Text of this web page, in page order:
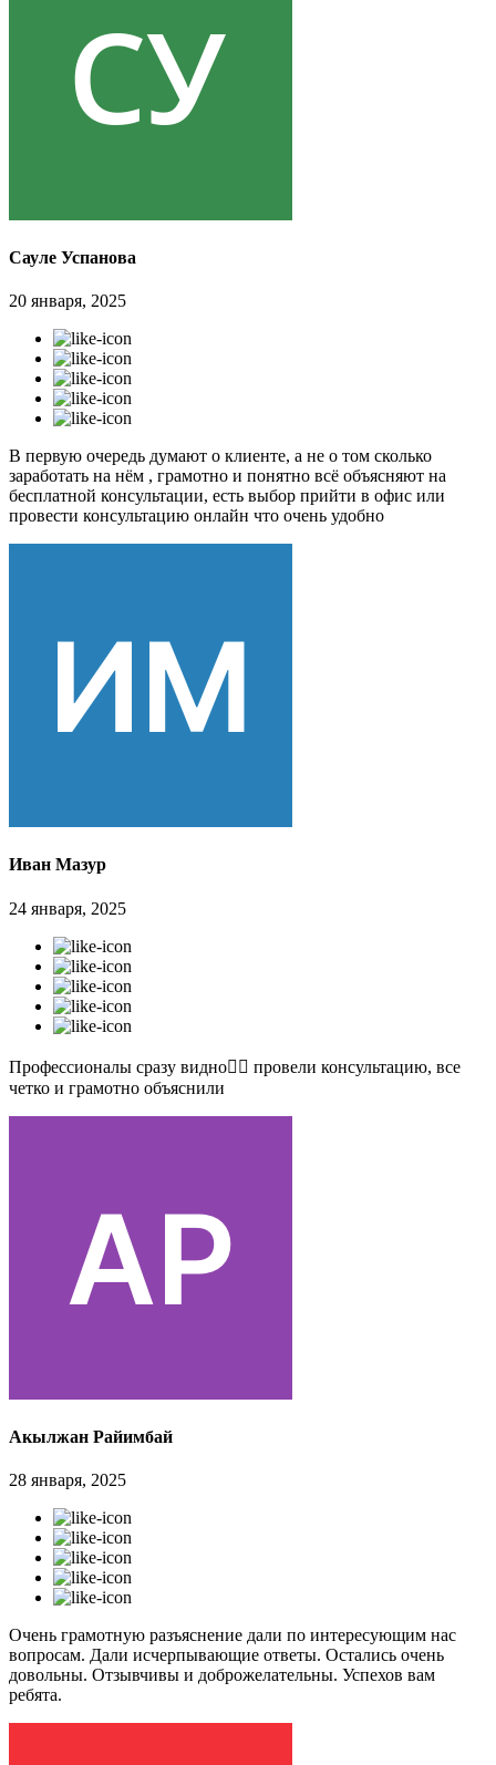
Сауле Успанова
20 января, 2025
В первую очередь думают о клиенте, а не о том сколько
заработать на нём , грамотно и понятно всё объясняют на
бесплатной консультации, есть выбор прийти в офис или
провести консультацию онлайн что очень удобно
Иван Мазур
24 января, 2025
Профессионалы сразу видно👍🏻 провели консультацию, все
четко и грамотно объяснили
Акылжан Райимбай
28 января, 2025
Очень грамотную разъяснение дали по интересующим нас
вопросам. Дали исчерпывающие ответы. Остались очень
довольны. Отзывчивы и доброжелательны. Успехов вам
ребята.